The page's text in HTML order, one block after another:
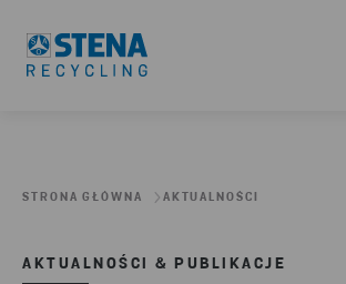
STRONA GŁÓWNA AKTUALNOŚCI
AKTUALNOŚCI & PUBLIKACJE